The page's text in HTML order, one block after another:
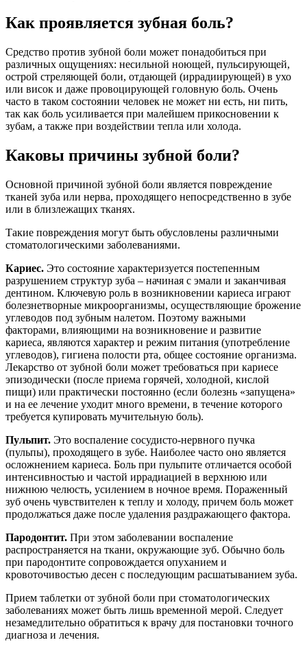
Как проявляется зубная боль?
Средство против зубной боли может понадобиться при
различных ощущениях: несильной ноющей, пульсирующей,
острой стреляющей боли, отдающей (иррадиирующей) в ухо
или висок и даже провоцирующей головную боль. Очень
часто в таком состоянии человек не может ни есть, ни пить,
так как боль усиливается при малейшем прикосновении к
зубам, а также при воздействии тепла или холода.
Каковы причины зубной боли?
Основной причиной зубной боли является повреждение
тканей зуба или нерва, проходящего непосредственно в зубе
или в близлежащих тканях.
Такие повреждения могут быть обусловлены различными
стоматологическими заболеваниями.
Кариес. Это состояние характеризуется постепенным
разрушением структур зуба – начиная с эмали и заканчивая
дентином. Ключевую роль в возникновении кариеса играют
болезнетворные микроорганизмы, осуществляющие брожение
углеводов под зубным налетом. Поэтому важными
факторами, влияющими на возникновение и развитие
кариеса, являются характер и режим питания (употребление
углеводов), гигиена полости рта, общее состояние организма.
Лекарство от зубной боли может требоваться при кариесе
эпизодически (после приема горячей, холодной, кислой
пищи) или практически постоянно (если болезнь «запущена»
и на ее лечение уходит много времени, в течение которого
требуется купировать мучительную боль).
Пульпит. Это воспаление сосудисто-нервного пучка
(пульпы), проходящего в зубе. Наиболее часто оно является
осложнением кариеса. Боль при пульпите отличается особой
интенсивностью и частой иррадиацией в верхнюю или
нижнюю челюсть, усилением в ночное время. Пораженный
зуб очень чувствителен к теплу и холоду, причем боль может
продолжаться даже после удаления раздражающего фактора.
Пародонтит. При этом заболевании воспаление
распространяется на ткани, окружающие зуб. Обычно боль
при пародонтите сопровождается опуханием и
кровоточивостью десен с последующим расшатыванием зуба.
Прием таблетки от зубной боли при стоматологических
заболеваниях может быть лишь временной мерой. Следует
незамедлительно обратиться к врачу для постановки точного
диагноза и лечения.